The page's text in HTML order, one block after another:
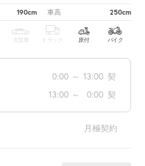
190cm 車高 250cm
大型車 トラック 原付 バイク
0:00 ～ 13:00 契
13:00 ～ 0:00 契
月極契約